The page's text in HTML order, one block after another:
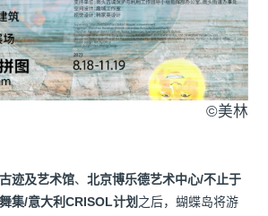
©️美林
迹及艺术馆、北京博乐德艺术中心/不止于
集/意大利CRISOL计划 之后，蝴蝶岛将游